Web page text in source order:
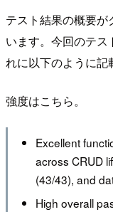
テスト結果の概要
います。今回のテ
れに以下のように記
強度はこちら。
Excellent
across CRUD
(43/43), and
High overall